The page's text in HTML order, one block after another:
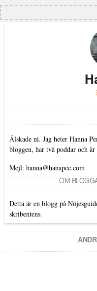
Älskade ni. Jag heter Hanna
bloggen, har två poddar och
Mejl: hanna@hanapee.com
OM
Detta är en blogg på
skribentens.